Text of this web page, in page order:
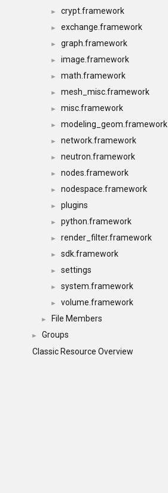
► crypt.framework
► exchange.framework
► graph.framework
► image.framework
► math.framework
► mesh_misc.framework
► misc.framework
► modeling_geom.framework
► network.framework
► neutron.framework
► nodes.framework
► nodespace.framework
► plugins
► python.framework
► render_filter.framework
► sdk.framework
► settings
► system.framework
► volume.framework
► File Members
►
Groups
Classic Resource Overview